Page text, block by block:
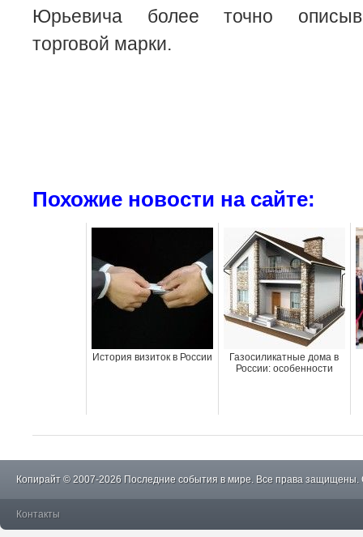
Юрьевича более точно
торговой марки.
Похожие новости на сайте:
История визиток в России
Газосиликатные дома в
России: особенности
Копирайт © 2007-2026 Последние события в мире. Все права защищены.
Контакты